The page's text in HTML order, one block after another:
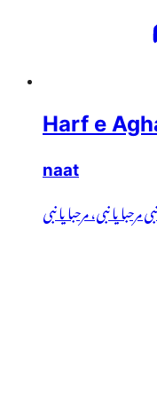
Harf e
naat
یا نبی، مرحبا یا نبی